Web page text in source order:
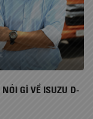
GÌ VỀ ISUZU D-